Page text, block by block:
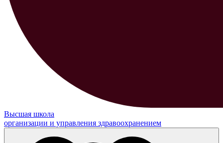
Высшая школа
организации и управления здравоохранением